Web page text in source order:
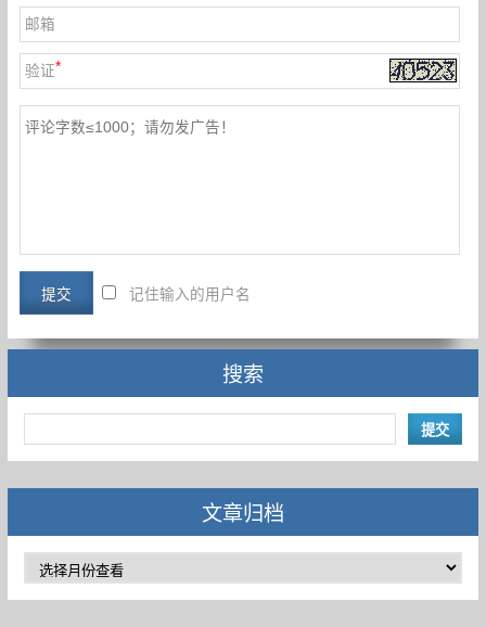
邮箱
验证*
记住输入的用户名
搜索
文章归档